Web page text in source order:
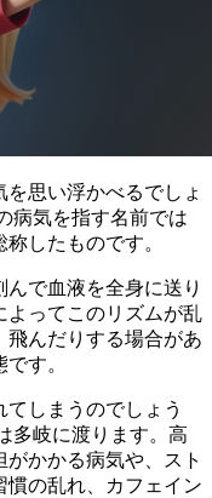
を思い浮かべるでしょ
病気を指す名前では
称したものです。
で血液を全身に送り
よってこのリズムが乱
んだりする場合があ
す。
しまうのでしょう
多岐に渡ります。高
かかる病気や、スト
慣の乱れ、カフェイン